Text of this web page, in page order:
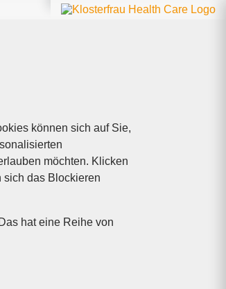
können sich auf Sie,
möchten. Klicken
sich das Blockieren
hat eine Reihe von